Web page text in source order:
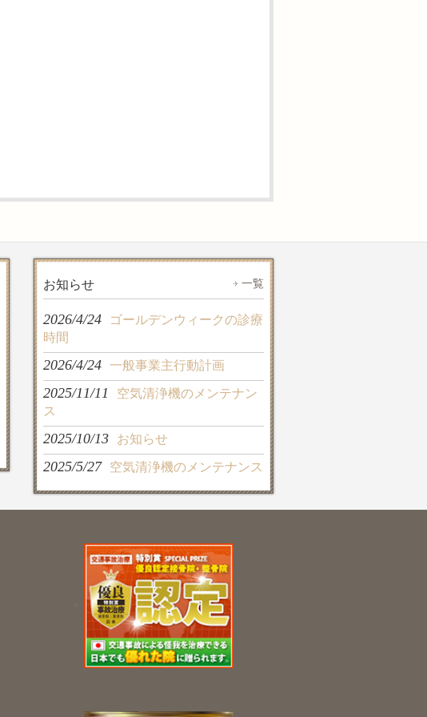
お知らせ 一覧
2026/4/24
ゴールデンウィークの診療
時間
2026/4/24 一般事業主行動計画
2025/11/11
空気清浄機のメンテナン
ス
2025/10/13 お知らせ
2025/5/27 空気清浄機のメンテナンス